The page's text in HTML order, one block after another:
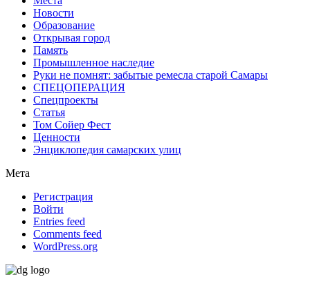
Новости
Образование
Открывая город
Память
Промышленное наследие
Руки не помнят: забытые ремесла старой Самары
СПЕЦОПЕРАЦИЯ
Спецпроекты
Статья
Том Сойер Фест
Ценности
Энциклопедия самарских улиц
Мета
Регистрация
Войти
Entries feed
Comments feed
WordPress.org